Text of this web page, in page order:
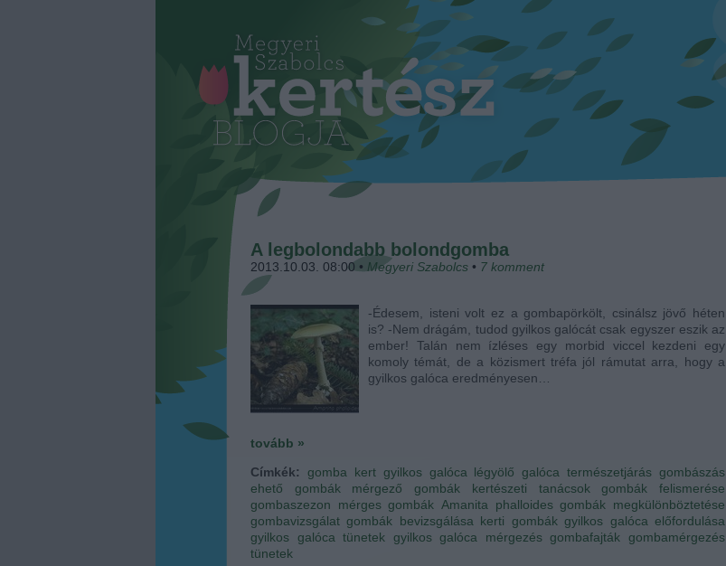
A legbolondabb bolondgomba
2013.10.03. 08:00 • Megyeri Szabolcs • 7 komment
-Édesem, isteni volt ez a gombapörkölt, csinálsz jövő héten
is? -Nem drágám, tudod gyilkos galócát csak egyszer eszik az
ember! Talán nem ízléses egy morbid viccel kezdeni egy
komoly témát, de a közismert tréfa jól rámutat arra, hogy a
gyilkos galóca eredményesen…
tovább »
Címkék: gomba kert gyilkos galóca légyölő galóca természetjárás
gombászás
ehető gombák
mérgező gombák kertészeti tanácsok
gombák felismerése
gombaszezon
mérges gombák Amanita phalloides gombák megkülönböztetése
gombavizsgálat gombák bevizsgálása kerti gombák gyilkos galóca előfordulása
gyilkos galóca tünetek
gyilkos galóca mérgezés gombafajták
gombamérgezés
tünetek